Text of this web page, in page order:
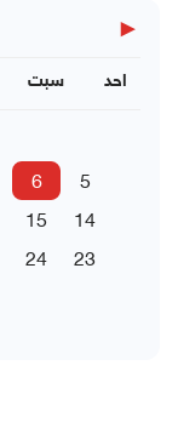
◀
سبت احد
5
6
14
15
23
24